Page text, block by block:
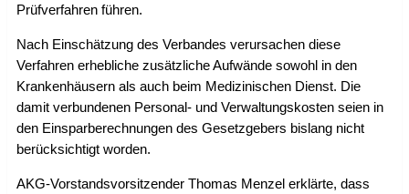
Prüfverfahren führen.
Nach Einschätzung des Verbandes verursachen diese
Verfahren erhebliche zusätzliche Aufwände sowohl in den
Krankenhäusern als auch beim Medizinischen Dienst. Die
damit verbundenen Personal- und Verwaltungskosten seien in
den Einsparberechnungen des Gesetzgebers bislang nicht
berücksichtigt worden.
AKG-Vorstandsvorsitzender Thomas Menzel erklärte, dass